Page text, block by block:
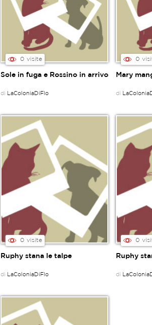
0 visite
Sole in fuga e Rossino in arrivo
di LaColoniaDiFlo
0
Mary
di
0 visite
Ruphy stana le talpe
di LaColoniaDiFlo
0
Ruphy
di